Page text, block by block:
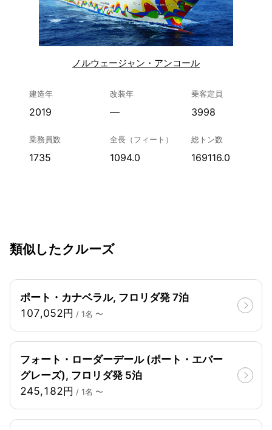
ノルウェージャン・アンコール
建造年
2019
改装年
—
乗客定員
3998
乗務員数
1735
全長（フィート）
1094.0
総トン数
169116.0
類似したクルーズ
ポート・カナベラル, フロリダ発 7泊
107,052円 / 1名 〜
フォート・ローダーデール (ポート・エバー
グレーズ), フロリダ発 5泊
245,182円 / 1名 〜